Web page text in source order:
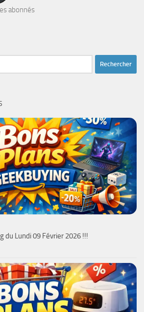
abonnés
du Lundi 09 Février 2026 !!!